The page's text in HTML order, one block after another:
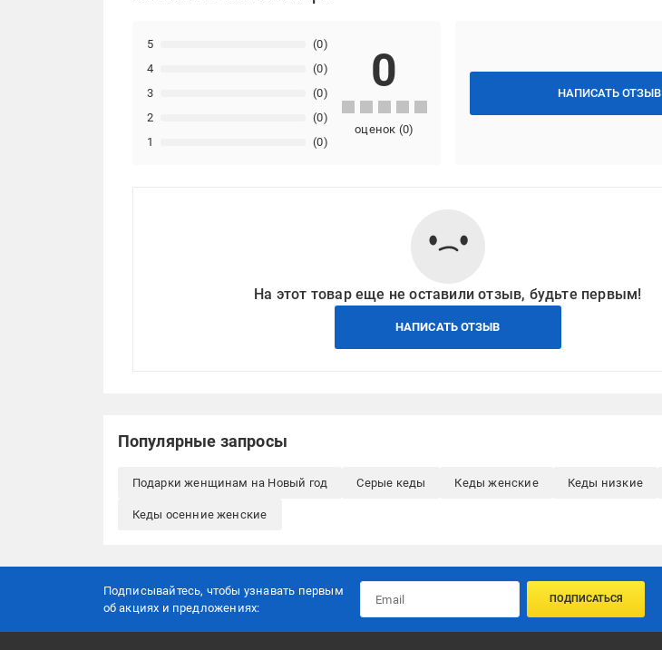
НАПИСАТЬ ОТЗЫВ
1 (0)
2 (0)
3 (0)
4 (0)
5 (0)
0
оценок (0)
На этот товар еще не оставили отзыв, будьте первым!
НАПИСАТЬ ОТЗЫВ
Популярные запросы
Подарки женщинам на Новый год Серые кеды Кеды женские Кеды низкие
Кеды осенние женские
Подписывайтесь, чтобы узнавать первым
об акцияx и предложениях:
ПОДПИСАТЬСЯ